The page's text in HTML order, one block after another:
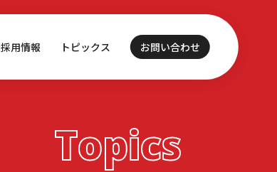
採用情報 トピックス お問い合わせ
Topics